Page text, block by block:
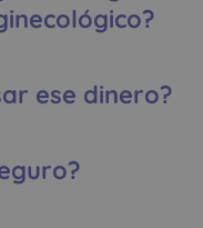
ese dinero?